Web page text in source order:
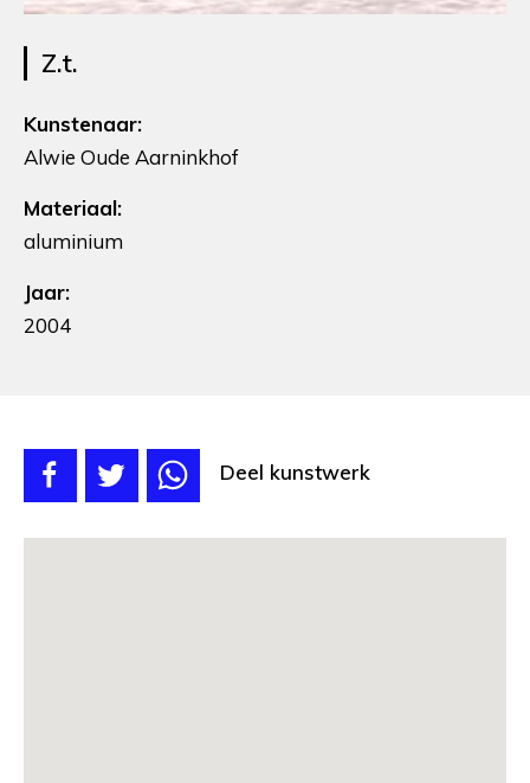
Z.t.
Kunstenaar:
Alwie Oude Aarninkhof
Materiaal:
aluminium
Jaar:
2004
Deel kunstwerk